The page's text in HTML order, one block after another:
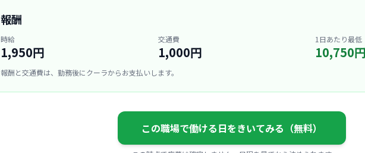
報酬
時給
1,950円
交通費
1,000円
1日あたり最低
10,750円
報酬と交通費は、勤務後にクーラからお支払いします。
この職場で働ける日をきいてみる（無料）